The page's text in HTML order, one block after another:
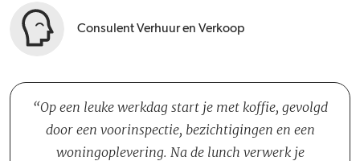
Consulent Verhuur en Verkoop
Op een leuke werkdag start je met koffie, gevolgd
door een voorinspectie, bezichtigingen en een
woningoplevering. Na de lunch verwerk je